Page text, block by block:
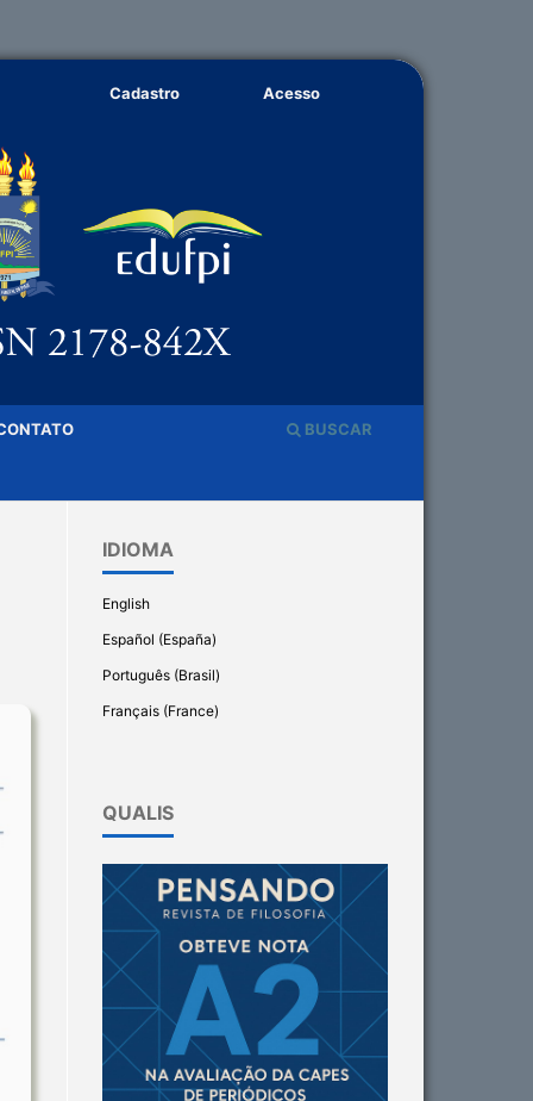
BUSCAR
Cadastro Acesso
IDIOMA
English
Español (España)
Português (Brasil)
Français (France)
QUALIS